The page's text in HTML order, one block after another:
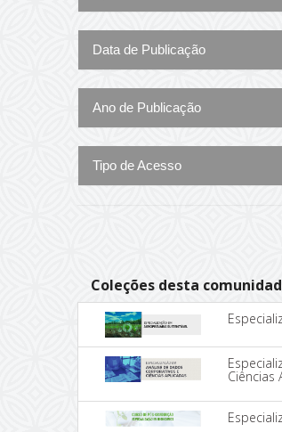
Data de Publicação
Ano de Publicação
Tipo de Acesso
Coleções desta
Ciências